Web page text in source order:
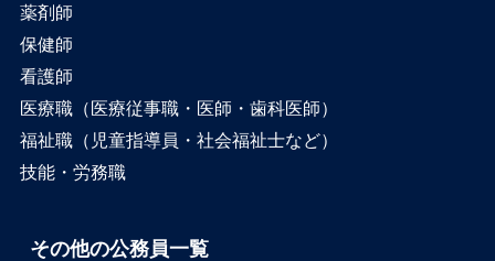
薬剤師
保健師
看護師
医療職（医療従事職・医師・歯科医師）
福祉職（児童指導員・社会福祉士など）
技能・労務職
その他の公務員一覧